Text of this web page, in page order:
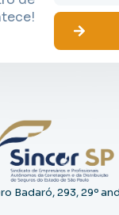
Badaró, 293, 29º